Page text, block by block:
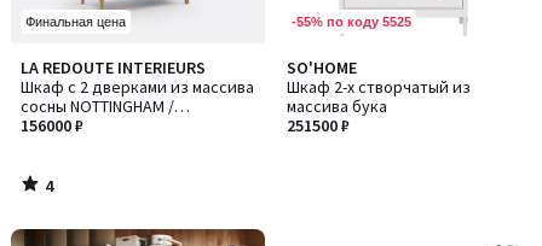
Финальная цена
LA REDOUTE INTERIEURS
Шкаф с 2 дверками из массива
сосны NOTTINGHAM /
НОТИНГЭМ
156000 ₽
4
/
5
4
/
-55% по коду 5525
SO'HOME
Шкаф 2-х створчатый из
массива бука
251500 ₽